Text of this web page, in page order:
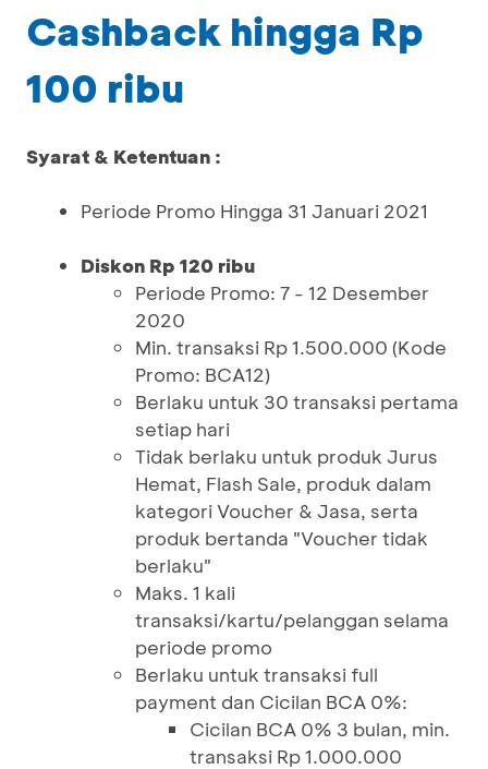
Cashback hingga Rp
100 ribu
Syarat & Ketentuan :
Periode Promo Hingga 31 Januari 2021
Diskon Rp 120 ribu
Periode Promo: 7 - 12 Desember
2020
Min. transaksi Rp 1.500.000 (Kode
Promo: BCA12)
Berlaku untuk 30 transaksi pertama
setiap hari
Tidak berlaku untuk produk Jurus
Hemat, Flash Sale, produk dalam
kategori Voucher & Jasa, serta
produk bertanda "Voucher tidak
berlaku"
Maks. 1 kali
transaksi/kartu/pelanggan selama
periode promo
Berlaku untuk transaksi full
payment dan Cicilan BCA 0%:
Cicilan BCA 0% 3 bulan, min.
transaksi Rp 1.000.000